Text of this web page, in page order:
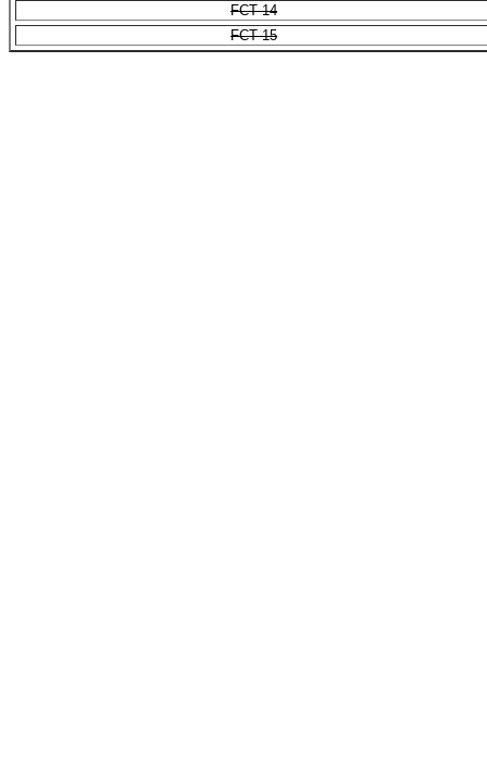
FCT 14
FCT 15